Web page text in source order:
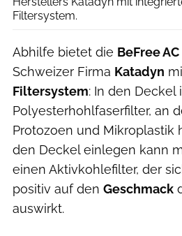
Filtersystem.
Abhilfe bietet die BeFree
Schweizer Firma Katadyn
Filtersystem: In den Deckel
Polyesterhohlfaserfilter, an
Protozoen und Mikroplastik
den Deckel einlegen kann
einen Aktivkohlefilter, der
positiv auf den Geschmack
auswirkt.